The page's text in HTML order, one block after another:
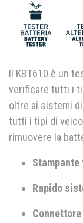
Il KBT610 è un
verificare tutti i
oltre ai sistemi
tutti i tipi di
rimuovere la
Rapido